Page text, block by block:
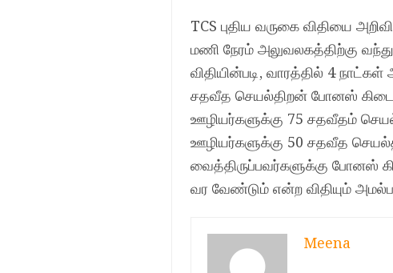
TCS புதிய வருகை விதியை
மணி நேரம் அலுவலகத்திற்கு
விதியின்படி, வாரத்தில் 4
சதவீத செயல்திறன் போனஸ்
ஊழியர்களுக்கு 75 சதவீதம்
ஊழியர்களுக்கு 50 சதவீத
வைத்திருப்பவர்களுக்கு போனஸ்
வர வேண்டும் என்ற விதியும்
Meena